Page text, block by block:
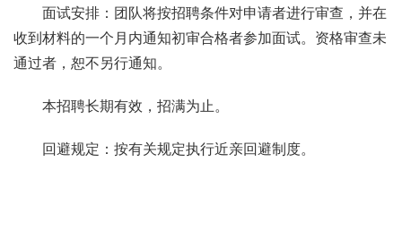
面试安排：团队将按招聘条件对申请者进行审查，并在
收到材料的一个月内通知初审合格者参加面试。资格审查未
通过者，恕不另行通知。
本招聘长期有效，招满为止。
回避规定：按有关规定执行近亲回避制度。